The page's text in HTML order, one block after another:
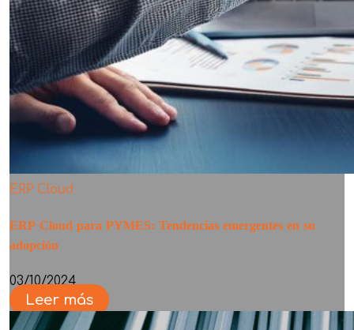
ERP Cloud
ERP Cloud para PYMES: Tendencias emergentes en su
adopción
03/10/2024
Leer más